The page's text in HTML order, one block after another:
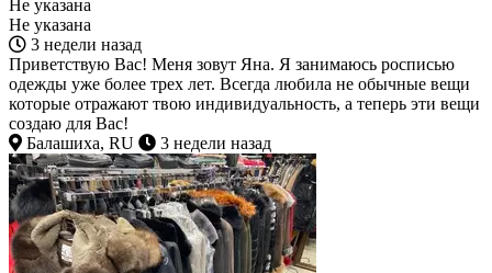
Не указана
Не указана
3 недели назад
Приветствую Вас! Меня зовут Яна. Я занимаюсь росписью
одежды уже более трех лет. Всегда любила не обычные вещи
которые отражают твою индивидуальность, а теперь эти вещи
создаю для Вас!
Балашиха, RU
3 недели назад